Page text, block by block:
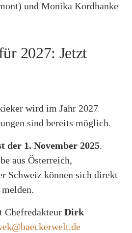
und Monika Kordhanke
2027: Jetzt
wird im Jahr 2027
sind bereits möglich.
der 1. November 2025.
aus Österreich,
Schweiz können sich direkt
melden.
Chefredakteur Dirk